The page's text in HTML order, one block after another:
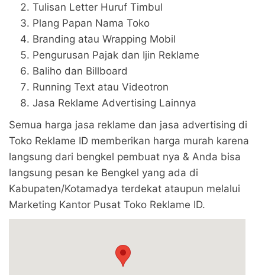
Tulisan Letter Huruf Timbul
Plang Papan Nama Toko
Branding atau Wrapping Mobil
Pengurusan Pajak dan Ijin Reklame
Baliho dan Billboard
Running Text atau Videotron
Jasa Reklame Advertising Lainnya
Semua harga jasa reklame dan jasa advertising di
Toko Reklame ID memberikan harga murah karena
langsung dari bengkel pembuat nya & Anda bisa
langsung pesan ke Bengkel yang ada di
Kabupaten/Kotamadya terdekat ataupun melalui
Marketing Kantor Pusat Toko Reklame ID.